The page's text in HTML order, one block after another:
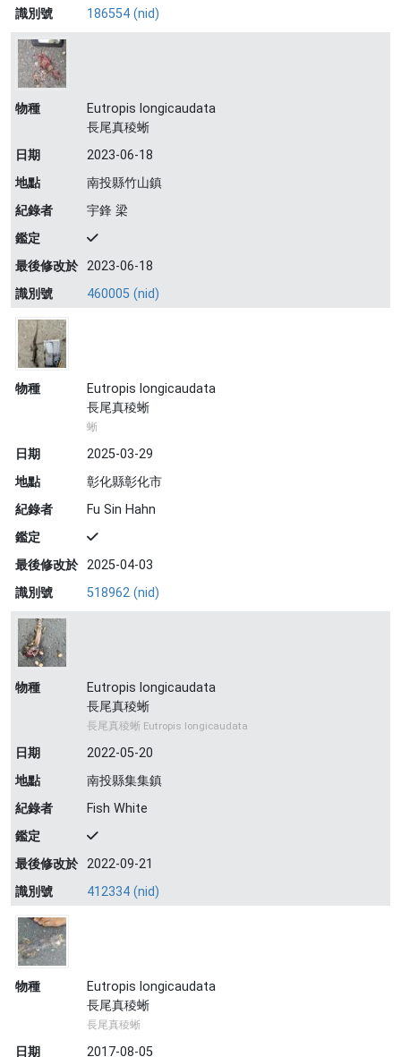
識別號
186554 (nid)
物種
Eutropis longicaudata
長尾真稜蜥
日期
2023-06-18
地點
南投縣竹山鎮
紀錄者
宇鋒 梁
鑑定
最後修改於 2023-06-18
識別號
460005 (nid)
物種
Eutropis longicaudata
長尾真稜蜥
蜥
日期
2025-03-29
地點
彰化縣彰化市
紀錄者
Fu Sin Hahn
鑑定
最後修改於 2025-04-03
識別號
518962 (nid)
物種
Eutropis longicaudata
長尾真稜蜥
長尾真稜蜥 Eutropis longicaudata
日期
2022-05-20
地點
南投縣集集鎮
紀錄者
Fish White
鑑定
最後修改於 2022-09-21
識別號
412334 (nid)
物種
Eutropis longicaudata
長尾真稜蜥
長尾真稜蜥
日期
2017-08-05